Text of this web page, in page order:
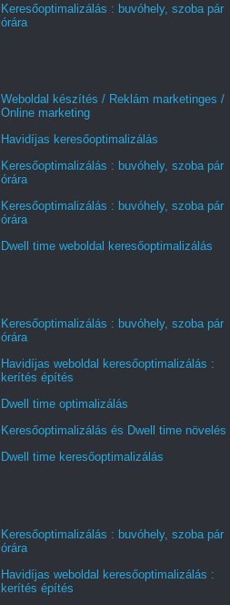
Keresőoptimalizálás : buvóhely, szoba pár
órára
Weboldal készítés / Reklám marketinges /
Online marketing
Havidíjas keresőoptimalizálás
Keresőoptimalizálás : buvóhely, szoba pár
órára
Keresőoptimalizálás : buvóhely, szoba pár
órára
Dwell time weboldal keresőoptimalizálás
Keresőoptimalizálás : buvóhely, szoba pár
órára
Havidíjas weboldal keresőoptimalizálás :
kerítés építés
Dwell time optimalizálás
Keresőoptimalizálás és Dwell time növelés
Dwell time keresőoptimalizálás
Keresőoptimalizálás : buvóhely, szoba pár
órára
Havidíjas weboldal keresőoptimalizálás :
kerítés építés